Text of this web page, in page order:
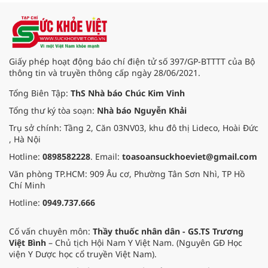
Giấy phép hoạt động báo chí điện tử số 397/GP-BTTTT của Bộ
thông tin và truyền thông cấp ngày 28/06/2021.
Tổng Biên Tập: ThS Nhà báo Chúc Kim Vinh
Tổng thư ký tòa soạn: Nhà báo Nguyễn Khải
Trụ sở chính: Tầng 2, Căn 03NV03, khu đô thị Lideco, Hoài Đức
, Hà Nội
Hotline: 0898582228. Email: toasoansuckhoeviet@gmail.com
Văn phòng TP.HCM: 909 Âu cơ, Phường Tân Sơn Nhì, TP Hồ
Chí Minh
Hotline: 0949.737.666
Cố vấn chuyên môn: Thầy thuốc nhân dân - GS.TS Trương
Việt Bình – Chủ tịch Hội Nam Y Việt Nam. (Nguyên GĐ Học
viện Y Dược học cổ truyền Việt Nam).